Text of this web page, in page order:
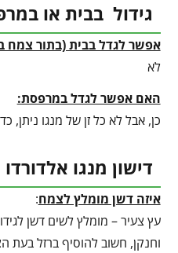
גידול בבית או
אפשר לגדל בבית (בתור צמח
לא
האם אפשר לגדל במרפסת:
כן, אבל לא כל זן של מנגו ניתן,
דישון מנגו אלדורדו
איזה דשן מומלץ לצמח:
עץ צעיר – מומלץ לשים דשן
וחנקן, חשוב להוסיף ברזל בעת